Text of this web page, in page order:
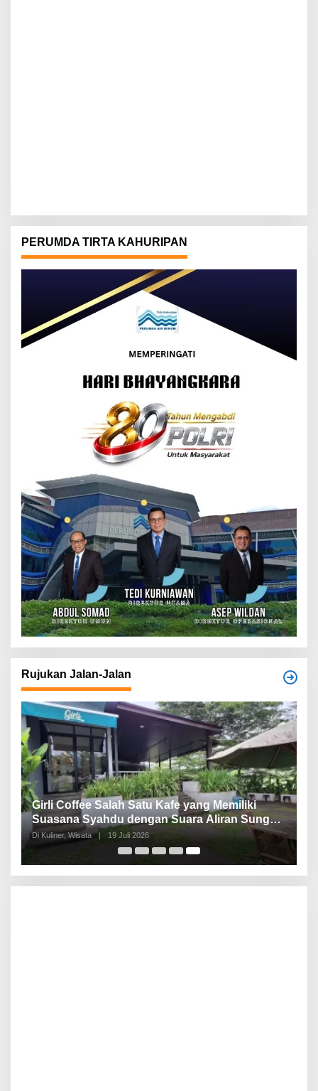
PERUMDA TIRTA KAHURIPAN
Rujukan Jalan-Jalan
Girli Coffee Salah Satu Kafe yang Memiliki
Suasana Syahdu dengan Suara Aliran Sungai
ditambah Pemandangan Gunung Salak yang
Di Kuliner, Wisata 19 Juli 2026